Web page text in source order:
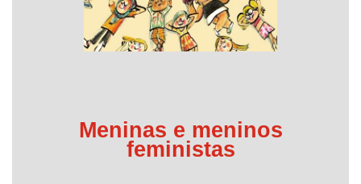
Meninas e meninos
feministas